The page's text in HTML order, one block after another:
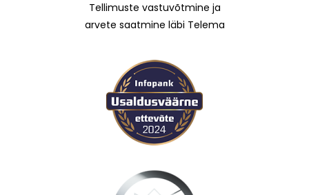
Tellimuste vastuvõtmine ja
arvete saatmine läbi Telema